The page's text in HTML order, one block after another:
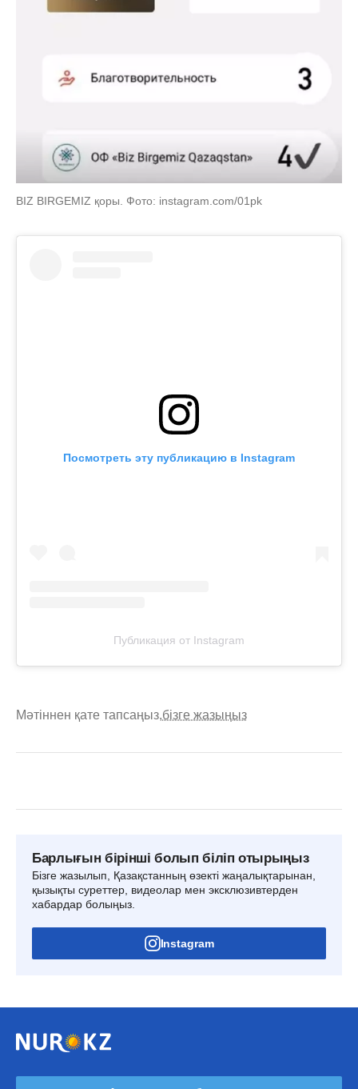
BIZ BIRGEMIZ қоры. Фото: instagram.com/01pk
Посмотреть эту публикацию в Instagram
Публикация от Instagram
Мәтіннен қате тапсаңыз,бізге жазыңыз
Барлығын бірінші болып біліп отырыңыз
Бізге жазылып, Қазақстанның өзекті жаңалықтарынан,
қызықты суреттер, видеолар мен эксклюзивтерден
хабардар болыңыз.
Instagram